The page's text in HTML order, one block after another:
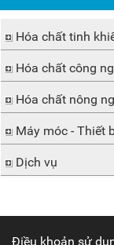
Hóa chất tinh
Hóa chất công
Hóa chất nông
Máy móc - Thiết
Dịch vụ
Điều khoản sử